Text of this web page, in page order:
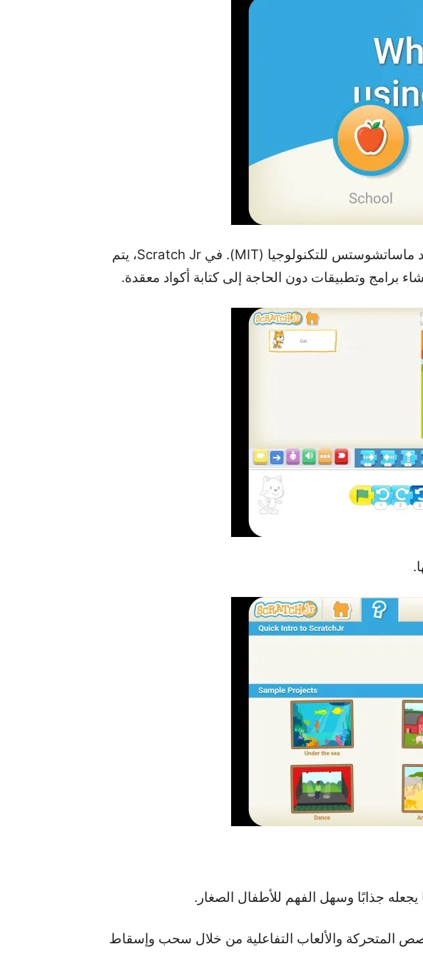
يعتمد Scratch Jr على لغة البرمجة البصرية Scratch، والتي تم تطويرها في معهد ماساتشوستس للتكنولوجيا (MIT). في Scratch Jr، يتم
برامج وتطبيقات دون الحاجة إلى كتابة أكواد معقدة.
المتحركة والألعاب التفاعلية من خلال سحب وإسقاط